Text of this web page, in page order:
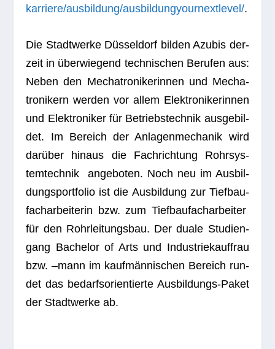
karriere/ausbildung/ausbildungyournextlevel/.
Die Stadt­werke Düs­sel­dorf bil­den Azu­bis der­
zeit in über­wie­gend tech­ni­schen Beru­fen aus:
Neben den Mecha­tro­ni­ke­rin­nen und Mecha­
tro­ni­kern wer­den vor allem Elek­tro­ni­ke­rin­nen
und Elek­tro­ni­ker für Betriebs­tech­nik aus­ge­bil­
det. Im Bereich der Anla­gen­me­cha­nik wird
dar­über hin­aus die Fach­rich­tung Rohr­sys­
tem­tech­nik ange­bo­ten. Noch neu im Aus­bil­
dungs­port­fo­lio ist die Aus­bil­dung zur Tief­bau­
fach­ar­bei­te­rin bzw. zum Tief­bau­fach­ar­bei­ter
für den Rohr­lei­tungs­bau. Der duale Stu­di­en­
gang Bache­lor of Arts und Indus­trie­kauf­frau
bzw. –mann im kauf­män­ni­schen Bereich run­
det das bedarfs­ori­en­tierte Aus­bil­dungs-Paket
der Stadt­werke ab.